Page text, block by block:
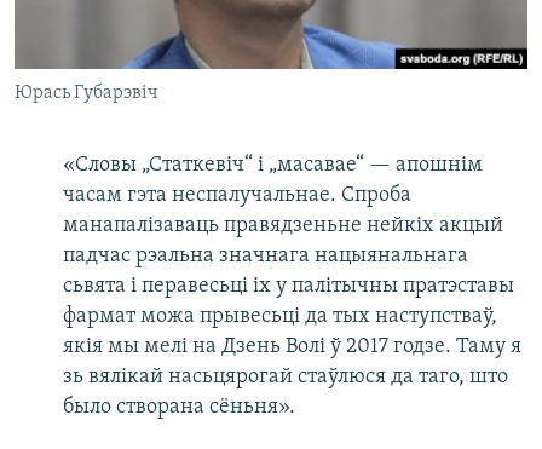
Юрась Губарэвіч
«Словы „Статкевіч“ і „масавае“ — апошнім
часам гэта неспалучальнае. Спроба
манапалізаваць правядзеньне нейкіх акцый
падчас рэальна значнага нацыянальнага
сьвята і перавесьці іх у палітычны пратэставы
фармат можа прывесьці да тых наступстваў,
якія мы мелі на Дзень Волі ў 2017 годзе. Таму я
зь вялікай насьцярогай стаўлюся да таго, што
было створана сёньня».